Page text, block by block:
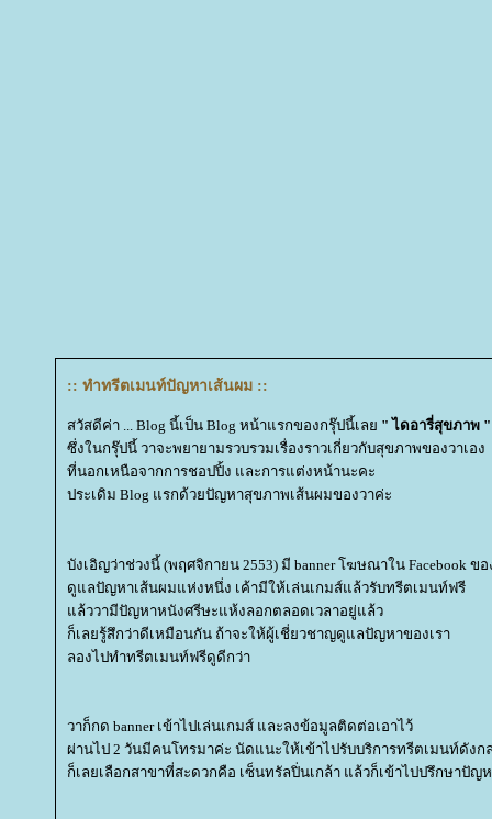
:: ทำทรีตเมนท์ปัญหาเส้นผม ::
สวัสดีค่า ... Blog นี้เป็น Blog หน้าแรกของกรุ๊ปนี้เล " ไดอารี่สุขภาพ "
ซึ่งในกรุ๊ปนี้ วาจะพยายามรวบรวมเรื่องราวเกี่ยวกับสุขภาพของวาเอง
ที่นอกเหนือจากการชอปปิ้ง และการแต่งหน้านะคะ
ประเดิม Blog แรกด้วยปัญหาสุขภาพเส้นผมของวาค่ะ
บังเอิญว่าช่วงนี้ (พฤศจิกายน 2553) มี banner โฆษณาใน Facebook ข
ดูแลปัญหาเส้นผมแห่งหนึ่ง เค้ามีให้เล่นเกมส์แล้วรับทรีตเมนท์ฟรี
ล้ววามีปัญหาหนังศรีษะแห้งลอกตลอดเวลาอยู่แล้ว
ก็เลยรู้สึกว่าดีเหมือนกัน ถ้าจะให้ผู้เชี่ยวชาญดูแลปัญหาของเรา
ลองไปทำทรีตเมนท์ฟรีดูดีกว่า
วาก็กด banner เข้าไปเล่นเกมส์ และลงข้อมูลติดต่อเอาไว้
ผ่านไป 2 วันมีคนโทรมาค่ะ นัดแนะให้เข้าไปรับบริการทรีตเมนท์ดังก
ก็เลยเลือกสาขาที่สะดวกคือ เซ็นทรัลปิ่นเกล้า แล้วก็เข้าไปปรึกษาปัญ